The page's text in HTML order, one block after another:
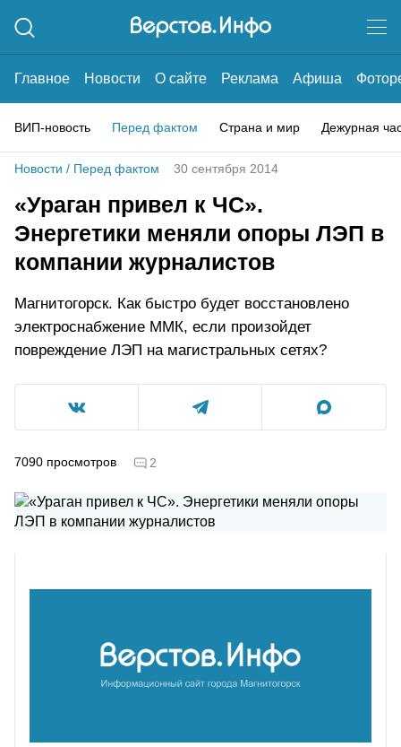
Главное Новости О сайте Реклама Афиша
ВИП-новость Перед фактом Страна и мир Дежурная
Новости / Перед фактом 30 сентября 2014
«Ураган привел к ЧС».
Энергетики меняли опоры ЛЭП в
компании журналистов
Магнитогорск. Как быстро будет восстановлено
электроснабжение ММК, если произойдет
повреждение ЛЭП на магистральных сетях?
7090 просмотров 2